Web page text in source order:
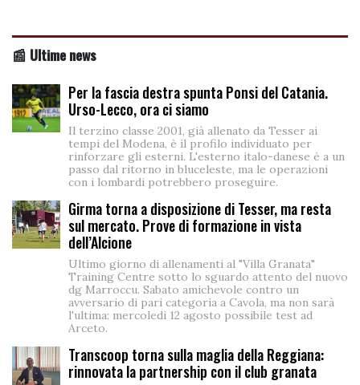
📰 Ultime news
Per la fascia destra spunta Ponsi del Catania.
Urso-Lecco, ora ci siamo
Il terzino classe 2001, già allenato da Tesser ai
tempi del Modena, è il profilo individuato per
rinforzare gli esterni. L'esterno italo-danese è a un
passo dal ritorno in bluceleste, ma le operazioni
con i lombardi potrebbero proseguire.
Girma torna a disposizione di Tesser, ma resta
sul mercato. Prove di formazione in vista
dell’Alcione
Ultimo giorno di allenamenti al "Villa Granata"
Training Centre sotto lo sguardo attento del nuovo
dg Marroccu. Sabato amichevole contro un
avversario di pari categoria a Cavola, ma non sarà
l'ultima: mercoledì 12 agosto possibile test ad
Arceto.
Transcoop torna sulla maglia della Reggiana:
rinnovata la partnership con il club granata